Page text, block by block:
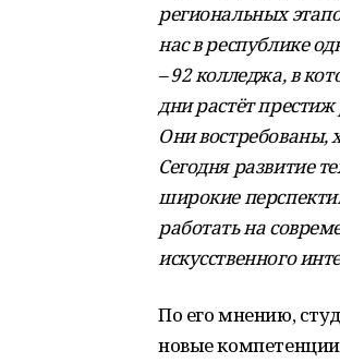
региональных
нас в республике
– 92 колледжа, в
дни растёт
Они востребованы,
Сегодня развитие
широкие
работать на
искусственного
По его мнению,
новые